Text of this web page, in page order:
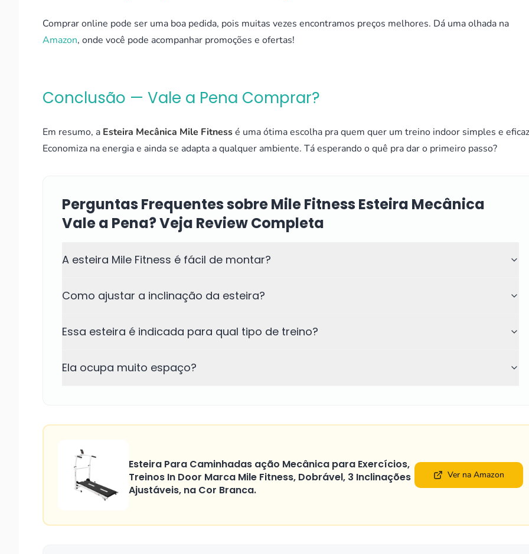
Comprar online pode ser uma boa pedida, pois muitas vezes encontramos preços melhores. Dá uma olhada na
Amazon, onde você pode acompanhar promoções e ofertas!
Conclusão — Vale a Pena Comprar?
Em resumo, a Esteira Mecânica Mile Fitnessé uma ótima escolha pra quem quer um treino indoor simples e
Economiza na energia e ainda se adapta a qualquer ambiente. Tá esperando o quê pra dar o primeiro passo?
Perguntas Frequentes sobre Mile Fitness Esteira Mecânica
Vale a Pena? Veja Review Completa
A esteira Mile Fitness é fácil de montar?
Como ajustar a inclinação da esteira?
Essa esteira é indicada para qual tipo de treino?
Ela ocupa muito espaço?
Esteira Para Caminhadas ação Mecânica para Exercícios,
Treinos In Door Marca Mile Fitness, Dobrável, 3 Inclinações
Ajustáveis, na Cor Branca.
Ver na Amazon